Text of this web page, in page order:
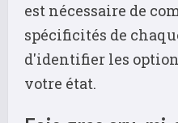
est nécessaire de
spécificités de
d'identifier les
votre état.